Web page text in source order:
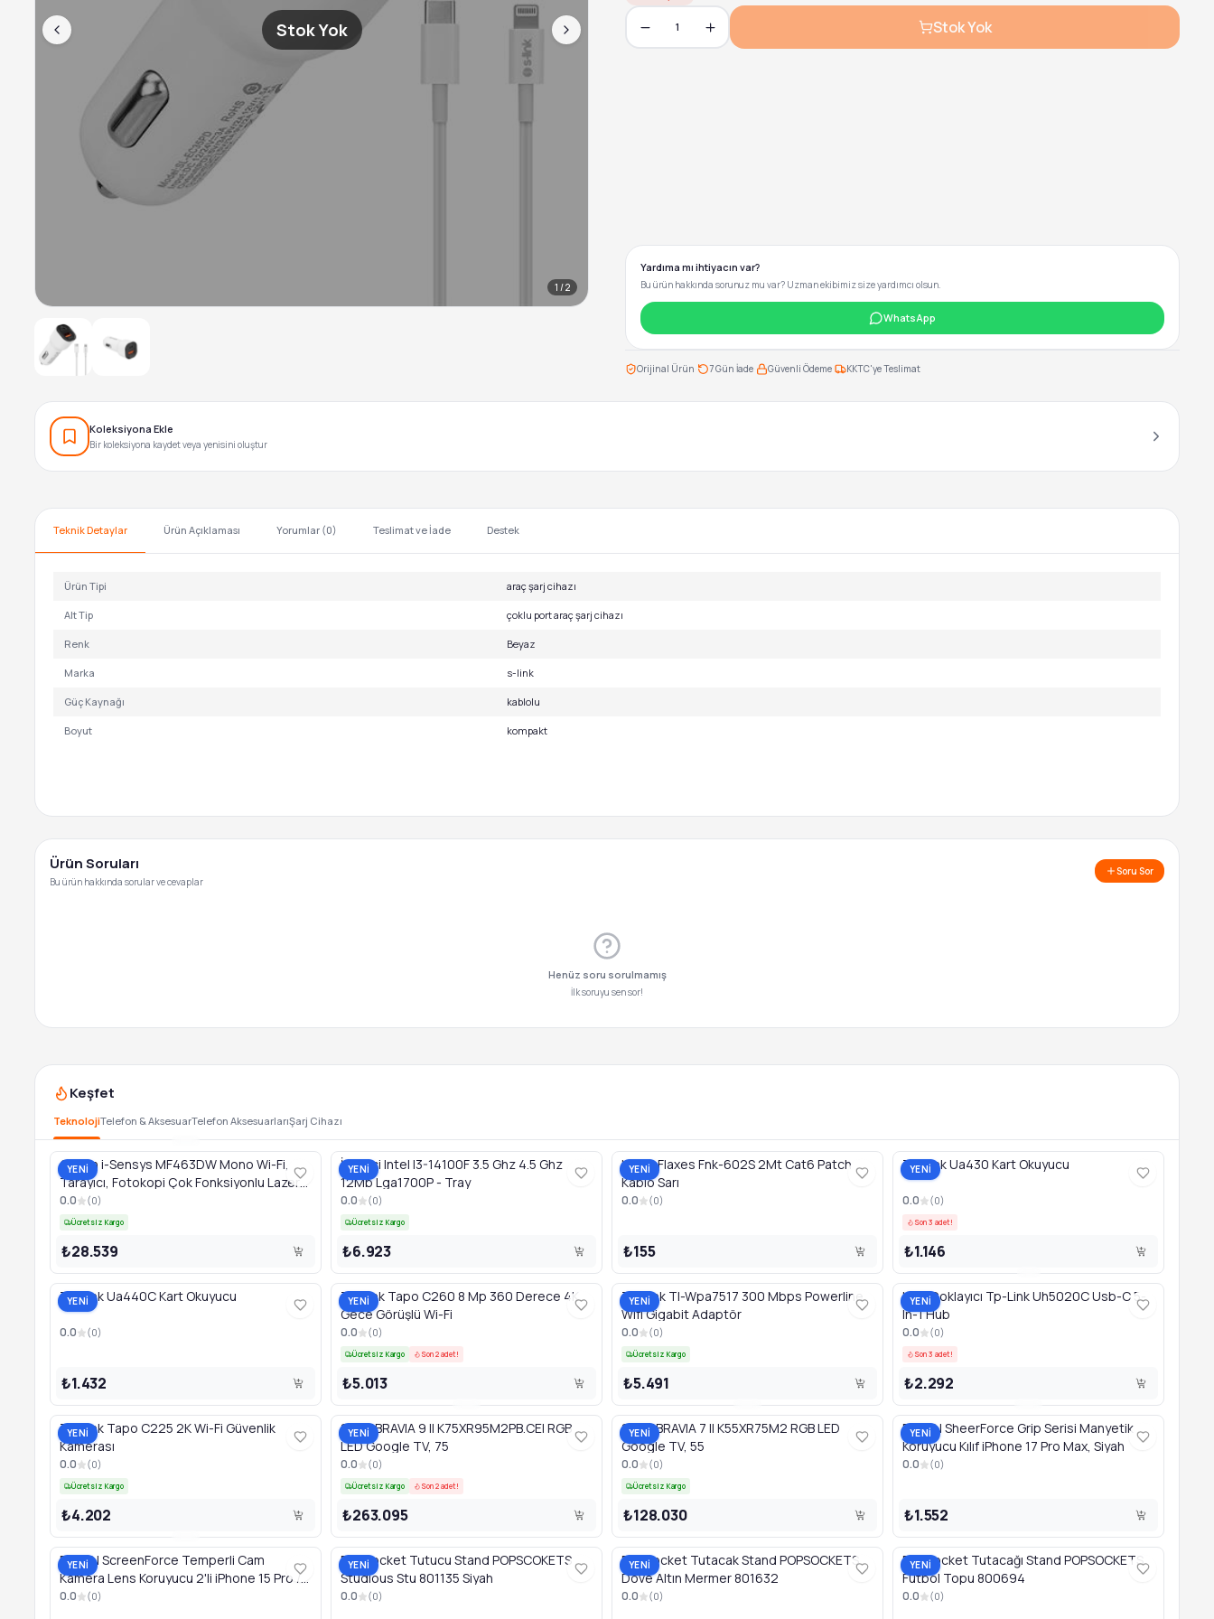
Stok Yok
1 /2
1 Stok Yok
Yardıma mı ihtiyacın var?
Bu ürün hakkında sorunuz mu var? Uzman ekibimiz size yardımcı olsun.
WhatsApp
Orijinal Ürün 7 Gün İade Güvenli Ödeme KKTC'ye Teslimat
Koleksiyona Ekle
Bir koleksiyona kaydet veya yenisini oluştur
Teknik Detaylar Ürün Açıklaması Yorumlar (0) Teslimat ve İade Destek
Ürün Tipi araç şarj cihazı
Alt Tip çoklu port araç şarj cihazı
Renk Beyaz
Marka s-link
Güç Kaynağı kablolu
Boyut kompakt
Ürün Soruları
Bu ürün hakkında sorular ve cevaplar
Soru Sor
Henüz soru sorulmamış
İlk soruyu sen sor!
Keşfet
TeknolojiTelefon & AksesuarTelefon AksesuarlarıŞarj Cihazı
YENİ
Canon i-Sensys MF463DW Mono Wi-Fi,
Tarayıcı, Fotokopi Çok Fonksiyonlu Lazer
Yazıcı
0.0 (0)
Ücretsiz Kargo
₺28.539
YENİ
İşlemci Intel I3-14100F 3.5 Ghz 4.5 Ghz
12Mb Lga1700P - Tray
0.0 (0)
Ücretsiz Kargo
₺6.923
YENİ
Kablo Flaxes Fnk-602S 2Mt Cat6 Patch
Kablo Sarı
0.0 (0)
₺155
YENİ
Tp-Link Ua430 Kart Okuyucu
0.0 (0)
Son 3 adet!
₺1.146
YENİ
Tp-Link Ua440C Kart Okuyucu
0.0 (0)
₺1.432
YENİ
Tp-Link Tapo C260 8 Mp 360 Derece 4K
Gece Görüşlü Wi-Fi
0.0 (0)
Ücretsiz Kargo Son 2 adet!
₺5.013
YENİ
Tp-Link Tl-Wpa7517 300 Mbps Powerline
Wifi Gigabit Adaptör
0.0 (0)
Ücretsiz Kargo
₺5.491
YENİ
Usb Çoklayıcı Tp-Link Uh5020C Usb-C 5-
In-1 Hub
0.0 (0)
Son 3 adet!
₺2.292
YENİ
Tp-Link Tapo C225 2K Wi-Fi Güvenlik
Kamerası
0.0 (0)
Ücretsiz Kargo
₺4.202
YENİ
SONY BRAVIA 9 II K75XR95M2PB.CEI RGB
LED Google TV, 75
0.0 (0)
Ücretsiz Kargo Son 2 adet!
₺263.095
YENİ
SONY BRAVIA 7 II K55XR75M2 RGB LED
Google TV, 55
0.0 (0)
Ücretsiz Kargo
₺128.030
YENİ
BELKIN SheerForce Grip Serisi Manyetik
Koruyucu Kılıf iPhone 17 Pro Max, Siyah
0.0 (0)
₺1.552
YENİ
BELKIN ScreenForce Temperli Cam
Kamera Lens Koruyucu 2'li iPhone 15 Pro /
iPhone 15 Pro Max, Siyah
0.0 (0)
YENİ
Popsocket Tutucu Stand POPSCOKETS
Studious Stu 801135 Siyah
0.0 (0)
YENİ
Popsocket Tutacak Stand POPSOCKETS
Dove Altın Mermer 801632
0.0 (0)
YENİ
PopSocket Tutacağı Stand POPSOCKETS
Futbol Topu 800694
0.0 (0)